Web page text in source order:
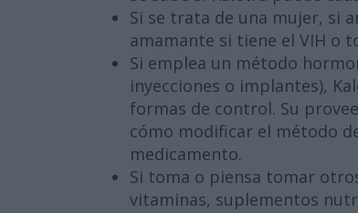
Si se trata de una mujer, si
amamante si tiene el VIH o
Si emplea un método
inyecciones o implantes),
formas de control. Su
cómo modificar el método
medicamento.
Si toma o piensa tomar
vitaminas, suplementos